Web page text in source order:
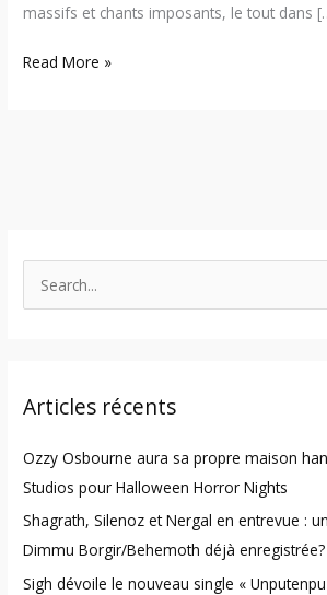
massifs et chants imposants, le tout dans
Read More »
c
f
o
r
:
Articles récents
Ozzy Osbourne aura sa propre maison
Studios pour Halloween Horror Nights
Shagrath, Silenoz et Nergal en entrevue :
Dimmu Borgir/Behemoth déjà enregistrée?
Sigh dévoile le nouveau single «